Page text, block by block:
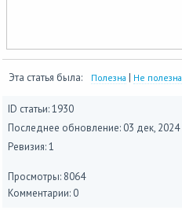
Эта статья была: Полезна | Не полезна
ID статьи: 1930
Последнее обновление: 03 дек, 2024
Ревизия: 1
Просмотры: 8064
Комментарии: 0